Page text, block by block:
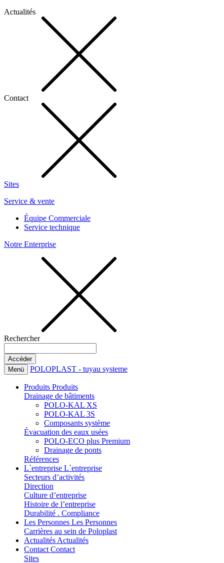
Actualités
Contact
Sites
Service & vente
Équipe Commerciale
Service technique
Notre Enterprise
Rechercher
Menü POLOPLAST - tuyau systeme
Produits Produits
Drainage de bâtiments
POLO-KAL XS
POLO-KAL 3S
Composants système
Évacuation des eaux usées
POLO-ECO plus Premium
Drainage de ponts
Références
L`entreprise L`entreprise
Secteurs d’activités
Direction
Culture d’entreprise
Histoire de l’entreprise
Durabilité . Compliance
Les Personnes Les Personnes
Carrières au sein de Poloplast
Actualités Actualités
Contact Contact
Sites